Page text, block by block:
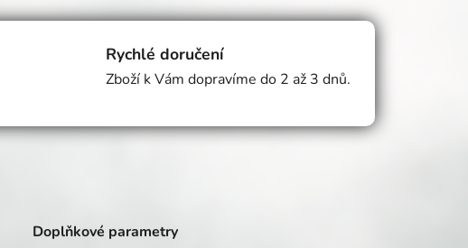
Rychlé doručení
Zboží k Vám dopravíme do 2 až 3 dnů.
Doplňkové parametry